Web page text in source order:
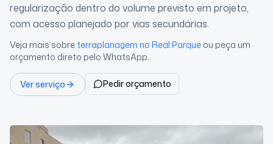
regularização dentro do volume previsto em projeto,
com acesso planejado por vias secundárias.
Veja mais sobre terraplanagem no Real Parque ou peça um
orçamento direto pelo WhatsApp.
Ver serviço Pedir orçamento